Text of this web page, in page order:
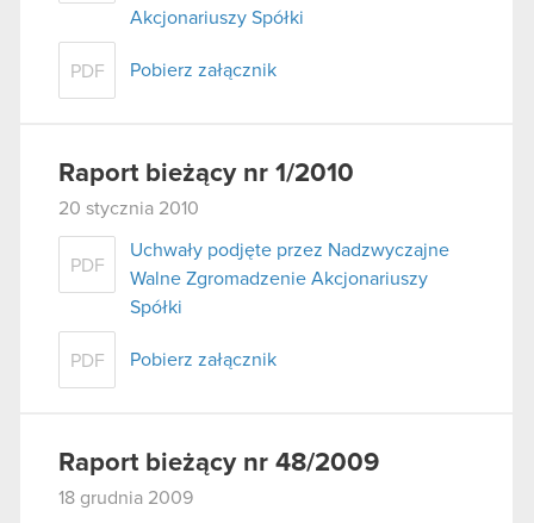
Akcjonariuszy Spółki
PDF Pobierz załącznik
Raport bieżący nr 1/2010
20 stycznia 2010
PDF
Uchwały podjęte przez Nadzwyczajne
Walne Zgromadzenie Akcjonariuszy
Spółki
PDF Pobierz załącznik
Raport bieżący nr 48/2009
18 grudnia 2009